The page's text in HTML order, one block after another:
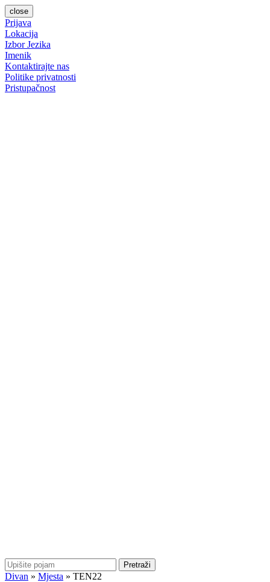
close
Prijava
Lokacija
Izbor Jezika
Imenik
Kontaktirajte nas
Politike privatnosti
Pristupačnost
Pretraži
Divan » Mjesta » TEN22